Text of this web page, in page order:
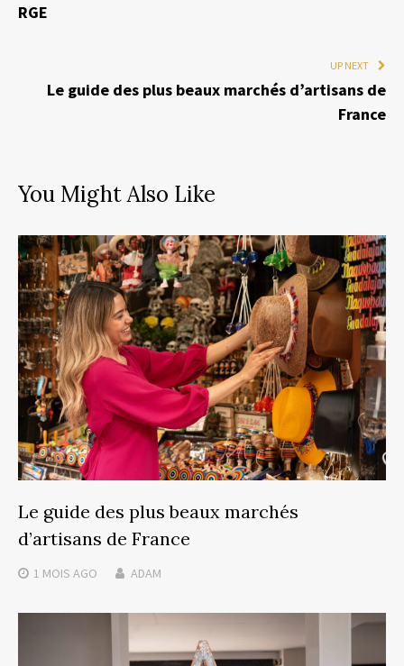
RGE
UP NEXT
Le guide des plus beaux marchés d’artisans de
France
You Might Also Like
Le guide des plus beaux marchés
d’artisans de France
1 MOIS AGO ADAM